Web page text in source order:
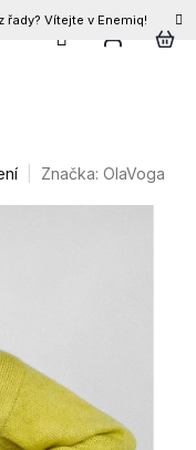
řady? Vítejte v Enemiq!
Značka: OlaVoga